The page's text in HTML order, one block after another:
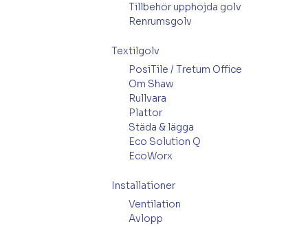
Tillbehör upphöjda golv
Renrumsgolv
Textilgolv
PosiTile / Tretum Office
Om Shaw
Rullvara
Plattor
Städa & lägga
Eco Solution Q
EcoWorx
Installationer
Ventilation
Avlopp